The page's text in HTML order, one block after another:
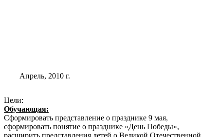
Апрель, 2010 г.
Цели:
Обучающая:
Сформировать представление о празднике 9 мая,
сформировать понятие о празднике «День Победы»,